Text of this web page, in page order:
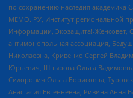
по сохранению наследия академика
МЕМО. РУ, Институт региональной
Информации, Экозащита!-Женсовет,
антимонопольная ассоциация,
Николаевна, Кривенко Сергей
Юрьевич, Шнырова Ольга
Сидорович Ольга Борисовна,
Анастасия Евгеньевна, Ривина Анна